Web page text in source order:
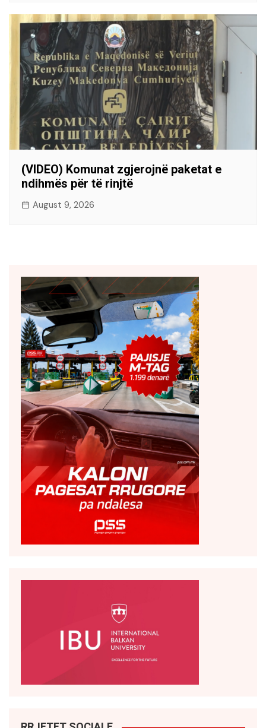
(VIDEO) Komunat zgjerojnë paketat e
ndihmës për të rinjtë
August 9, 2026